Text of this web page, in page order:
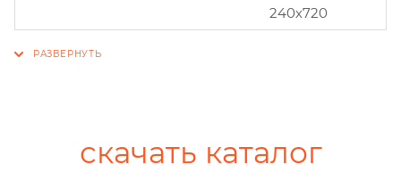
240х720
скачать каталог